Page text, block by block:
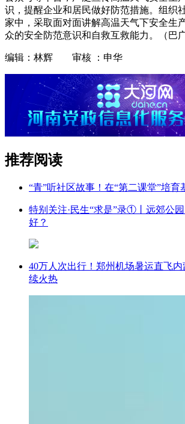
识，提醒企业和居民做好防范措施。组织
家中，采取面对面讲解高温天气下安全生
众的安全防范意识和自救互救能力。（巴
编辑：林辉 审核 ：申华
推荐阅读
“青”听社区故事！在“第二课堂”培育
特别关注·民生“求是”录①丨远郊公
好？
40万人次出行！郑州机场暑运直飞
续火热